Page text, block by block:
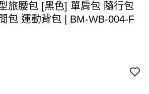
旅腰包 [黑色] 單肩包 隨行包
包 運動背包 | BM-WB-004-F